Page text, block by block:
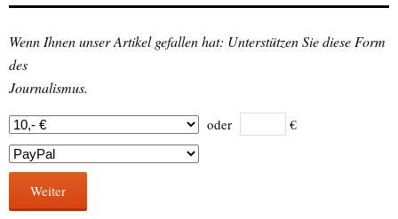
Wenn Ihnen unser Artikel gefallen hat: Unterstützen Sie diese Form
des
Journalismus.
oder €
Weiter